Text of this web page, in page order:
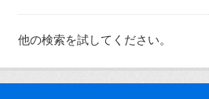
他の検索を試してください。